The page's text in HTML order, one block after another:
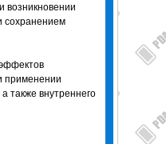
возникновении
сохранением
применении
также внутреннего